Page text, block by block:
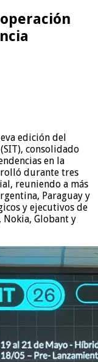
edición del
consolidado
en la
durante tres
reuniendo a más
Paraguay y
y ejecutivos de
Nokia, Globant y